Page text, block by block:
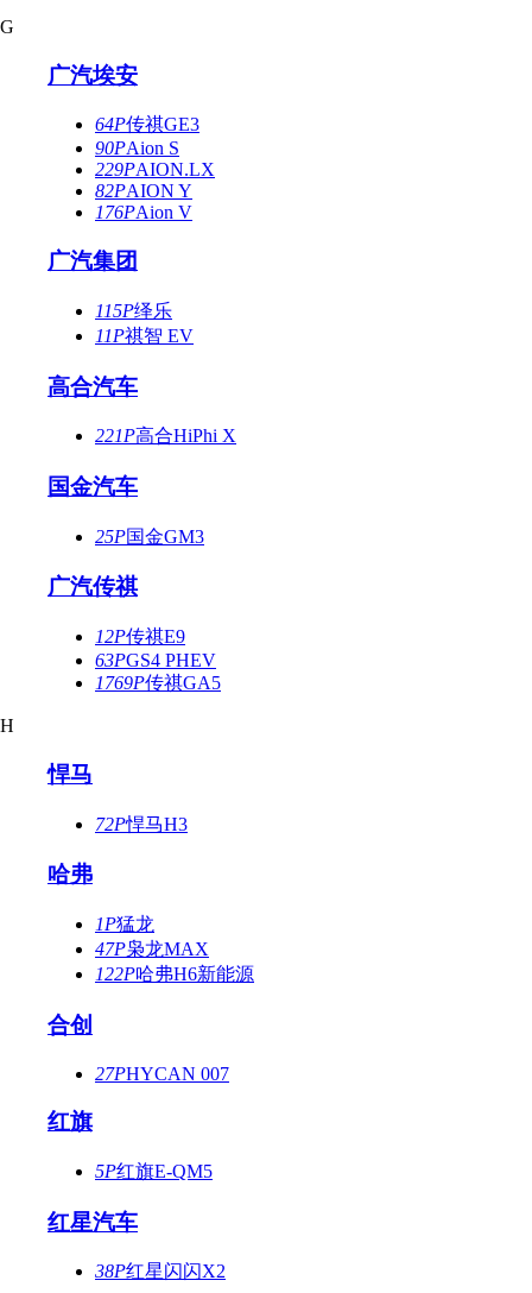
G
广汽埃安
64P传祺GE3
90PAion S
229PAION.LX
82PAION Y
176PAion V
广汽集团
115P绎乐
11P祺智 EV
高合汽车
221P高合HiPhi X
国金汽车
25P国金GM3
广汽传祺
12P传祺E9
63PGS4 PHEV
1769P传祺GA5
H
悍马
72P悍马H3
哈弗
1P猛龙
47P枭龙MAX
122P哈弗H6新能源
合创
27PHYCAN 007
红旗
5P红旗E-QM5
红星汽车
38P红星闪闪X2